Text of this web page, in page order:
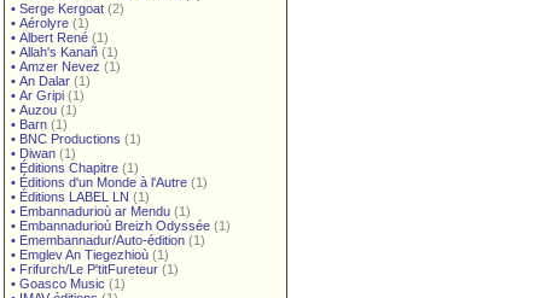
• Serge Kergoat (2)
• Aérolyre (1)
• Albert René (1)
• Allah's Kanañ (1)
• Amzer Nevez (1)
• An Dalar (1)
• Ar Gripi (1)
• Auzou (1)
• Barn (1)
• BNC Productions (1)
• Diwan (1)
• Éditions Chapitre (1)
• Éditions d'un Monde à l'Autre (1)
• Éditions LABEL LN (1)
• Embannadurioù ar Mendu (1)
• Embannadurioù Breizh Odyssée (1)
• Emembannadur/Auto-édition (1)
• Emglev An Tiegezhioù (1)
• Frifurch/Le P'titFureteur (1)
• Goasco Music (1)